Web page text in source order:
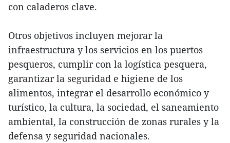
con caladeros clave.
Otros objetivos incluyen mejorar la
infraestructura y los servicios en los puertos
pesqueros, cumplir con la logística pesquera,
garantizar la seguridad e higiene de los
alimentos, integrar el desarrollo económico y
turístico, la cultura, la sociedad, el saneamiento
ambiental, la construcción de zonas rurales y la
defensa y seguridad nacionales.